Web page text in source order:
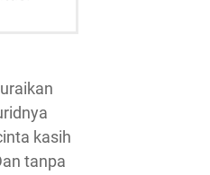
kasih
tanpa